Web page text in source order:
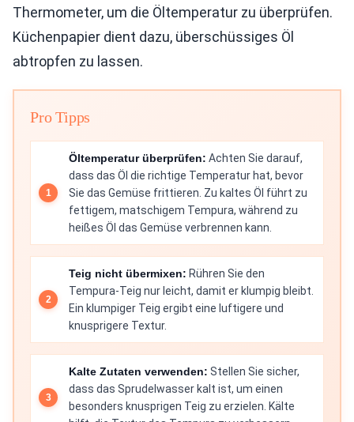
Thermometer, um die Öltemperatur zu überprüfen.
Küchenpapier dient dazu, überschüssiges Öl
abtropfen zu lassen.
Pro Tipps
Öltemperatur überprüfen: Achten Sie darauf,
dass das Öl die richtige Temperatur hat, bevor
Sie das Gemüse frittieren. Zu kaltes Öl führt zu
fettigem, matschigem Tempura, während zu
heißes Öl das Gemüse verbrennen kann.
Teig nicht übermixen: Rühren Sie den
Tempura-Teig nur leicht, damit er klumpig bleibt.
Ein klumpiger Teig ergibt eine luftigere und
knusprigere Textur.
Kalte Zutaten verwenden: Stellen Sie sicher,
dass das Sprudelwasser kalt ist, um einen
besonders knusprigen Teig zu erzielen. Kälte